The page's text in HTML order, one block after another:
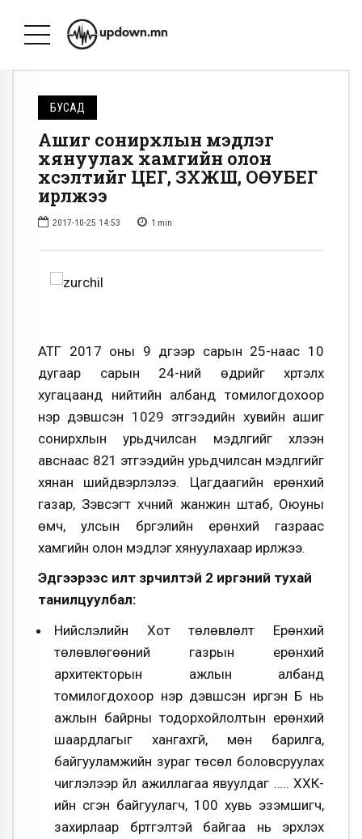
БУСАД
Ашиг сонирхлын мэдүүлэг
хянуулах хамгийн олон
хүсэлтийг ЦЕГ, ЗХЖШ, ОӨУБЕГ
ирүүлжээ
2017-10-25 14:53 1 min
АТГ 2017 оны 9 дүгээр сарын 25-наас 10
дугаар сарын 24-ний өдрийг хүртэлх
хугацаанд нийтийн албанд томилогдохоор
нэр дэвшсэн 1029 этгээдийн хувийн ашиг
сонирхлын урьдчилсан мэдүүлгийг хүлээн
авснаас 821 этгээдийн урьдчилсан мэдүүлгийг
хянан шийдвэрлэлээ. Цагдаагийн ерөнхий
газар, Зэвсэгт хүчний жанжин штаб, Оюуны
өмч, улсын бүргэлийн ерөнхий газраас
хамгийн олон мэдүүлэг хянуулахаар ирүүлжээ.
Эдгээрээс илт зөрчилтэй 2 иргэний тухай
танилцуулбал:
Нийслэлийн Хот төлөвлөлт Ерөнхий
төлөвлөгөөний газрын ерөнхий
архитекторын ажлын албанд
томилогдохоор нэр дэвшсэн иргэн Б нь
ажлын байрны тодорхойлолтын ерөнхий
шаардлагыг хангахгүй, мөн барилга,
байгууламжийн зураг төсөл боловсруулах
чиглэлээр үйл ажиллагаа явуулдаг ….. ХХК-
ийн үүсгэн байгуулагч, 100 хувь эзэмшигч,
захирлаар бүртгэлтэй байгаа нь эрхлэх